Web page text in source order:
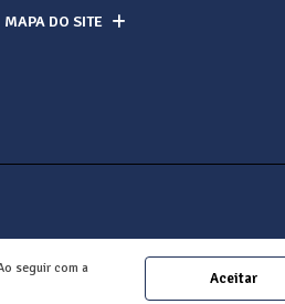
MAPA DO SITE
seguir com a
Aceitar